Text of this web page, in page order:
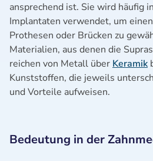
ansprechend ist. Sie wird häufig
Implantaten verwendet, um
Prothesen oder Brücken zu
Materialien, aus denen die
reichen von Metall über Keramik
Kunststoffen, die jeweils
und Vorteile aufweisen.
Bedeutung in der